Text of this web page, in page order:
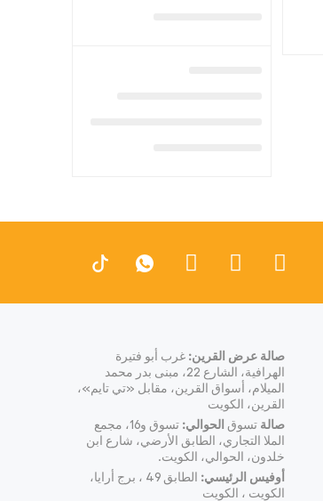
صالة عرض القرين: غرب أبو فتيرة
الهرافية، الشارع 22، مبنى بدر محمد
الميلام، أسواق القرين، مقابل «تي تايم»،
القرين، الكويت
صالة تسوق الحوالي:
تسوق و16، مجمع
الملا التجاري، الطابق الأرضي، شارع ابن
خلدون، الحوالي، الكويت.
أوفيس الرئيسي:
الطابق 49 ، برج أرايا،
الكويت ، الكويت